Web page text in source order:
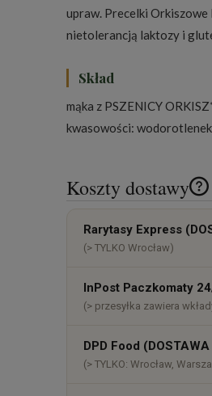
upraw. Precelki Orkiszowe
nietolerancją laktozy i
Skład
mąka z PSZENICY
kwasowości:
Koszty dostawy
Rarytasy Express
(> TYLKO Wrocław)
InPost Paczkomaty
(> przesyłka zawiera
DPD Food
(> TYLKO: Wrocław,